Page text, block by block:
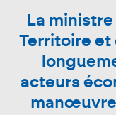
La
Territoire et
acteurs
manœuvre